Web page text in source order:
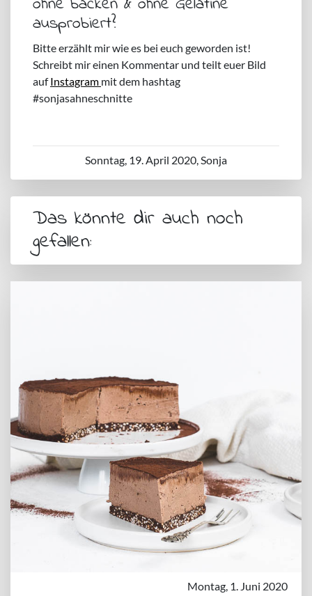
ausprobiert?
Bitte erzählt mir wie es bei euch geworden ist!
Schreibt mir einen Kommentar und teilt euer Bild
aufInstagram mit dem hashtag
#sonjasahneschnitte
Sonntag, 19. April 2020, Sonja
Das könnte dir auch noch
gefallen:
Montag, 1. Juni 2020